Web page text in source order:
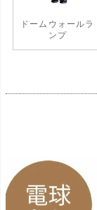
ドームウォールラ
ンプ